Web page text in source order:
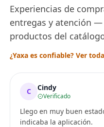
Experiencias de
entregas y atención
productos del
¿Yaxa es confiable? Ver
C Cindy
Verificado
Llego en muy buen
indicaba la aplicación.